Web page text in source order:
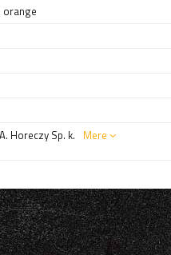
orange
Horeczy Sp. k. Mere